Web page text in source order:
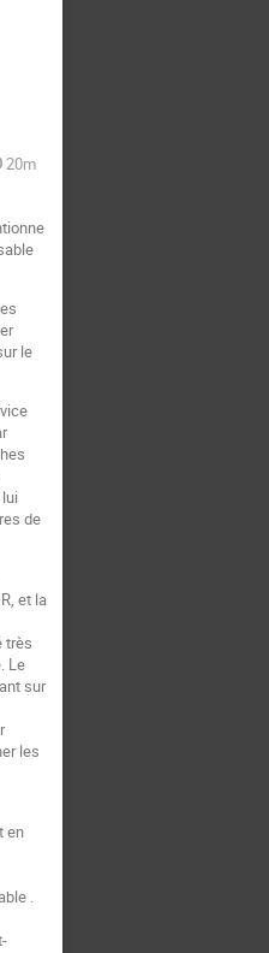
20m
le
de
et la
très
Le
sur
les
en
.